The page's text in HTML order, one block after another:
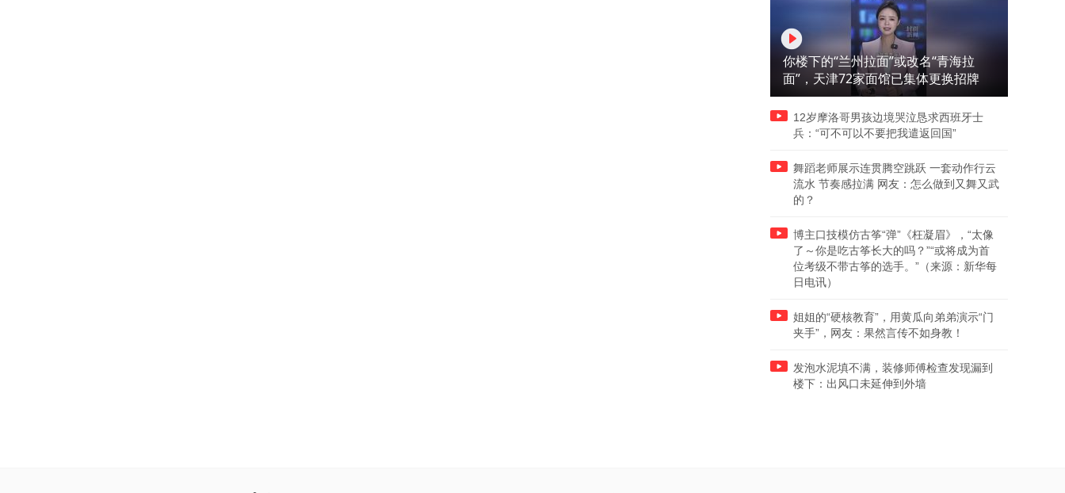
你楼下的“兰州拉面”或改名“青海拉
面”，天津72家面馆已集体更换招牌
12岁摩洛哥男孩边境哭泣恳求西班牙士
兵：“可不可以不要把我遣返回国”
舞蹈老师展示连贯腾空跳跃 一套动作行云
流水 节奏感拉满 网友：怎么做到又舞又武
的？
博主口技模仿古筝“弹”《枉凝眉》，“太像
了～你是吃古筝长大的吗？”“或将成为首
位考级不带古筝的选手。”（来源：新华每
日电讯）
姐姐的“硬核教育”，用黄瓜向弟弟演示“门
夹手”，网友：果然言传不如身教！
发泡水泥填不满，装修师傅检查发现漏到
楼下：出风口未延伸到外墙